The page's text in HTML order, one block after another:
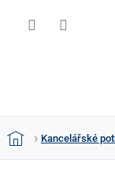
DomůKancelářské